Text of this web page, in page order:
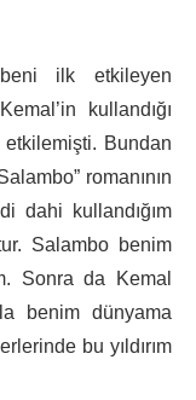
ilk etkileyen
kullandığı
Bundan
romanının
dahi kullandığım
Salambo benim
Sonra da Kemal
benim dünyama
bu yıldırım